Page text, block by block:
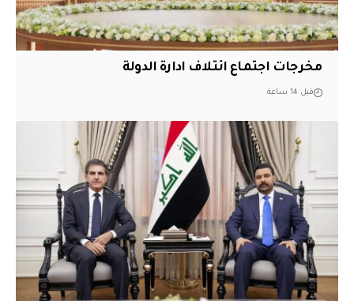
مخرجات اجتماع ائتلاف ادارة الدولة
قبل 14 ساعة